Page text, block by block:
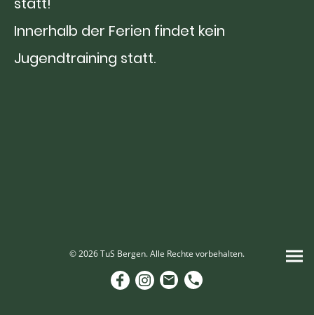
Innerhalb der Ferien findet kein
Jugendtraining statt.
© 2026 TuS Bergen. Alle Rechte vorbehalten.